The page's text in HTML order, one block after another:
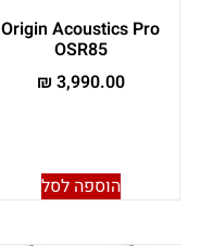
Origin Acoustics Pro
OSR85
₪ 3,990.00
הוספה לסל